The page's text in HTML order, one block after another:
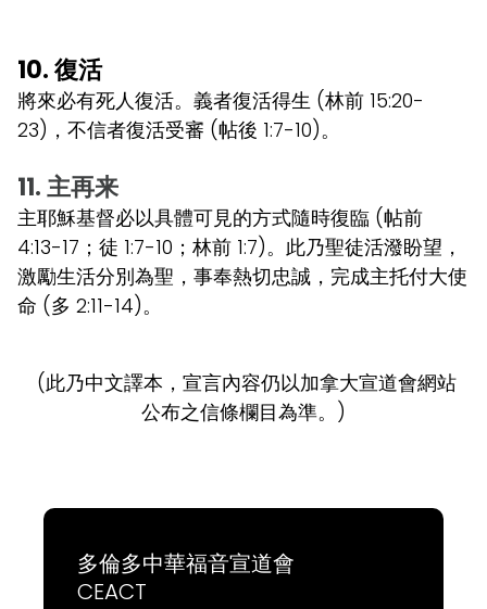
10. 復活
將來必有死人復活。義者復活得生 (林前 15:20-
23)，不信者復活受審 (帖後 1:7-10)。
11. 主再来
主耶穌基督必以具體可見的方式隨時復臨 (帖前
4:13-17；徒 1:7-10；林前 1:7)。此乃聖徒活潑盼望，
激勵生活分別為聖，事奉熱切忠誠，完成主托付大使
命 (多 2:11-14)。
(此乃中文譯本，宣言內容仍以加拿大宣道會網站
公布之信條欄目為準。)
多倫多中華福音宣道會
CEACT